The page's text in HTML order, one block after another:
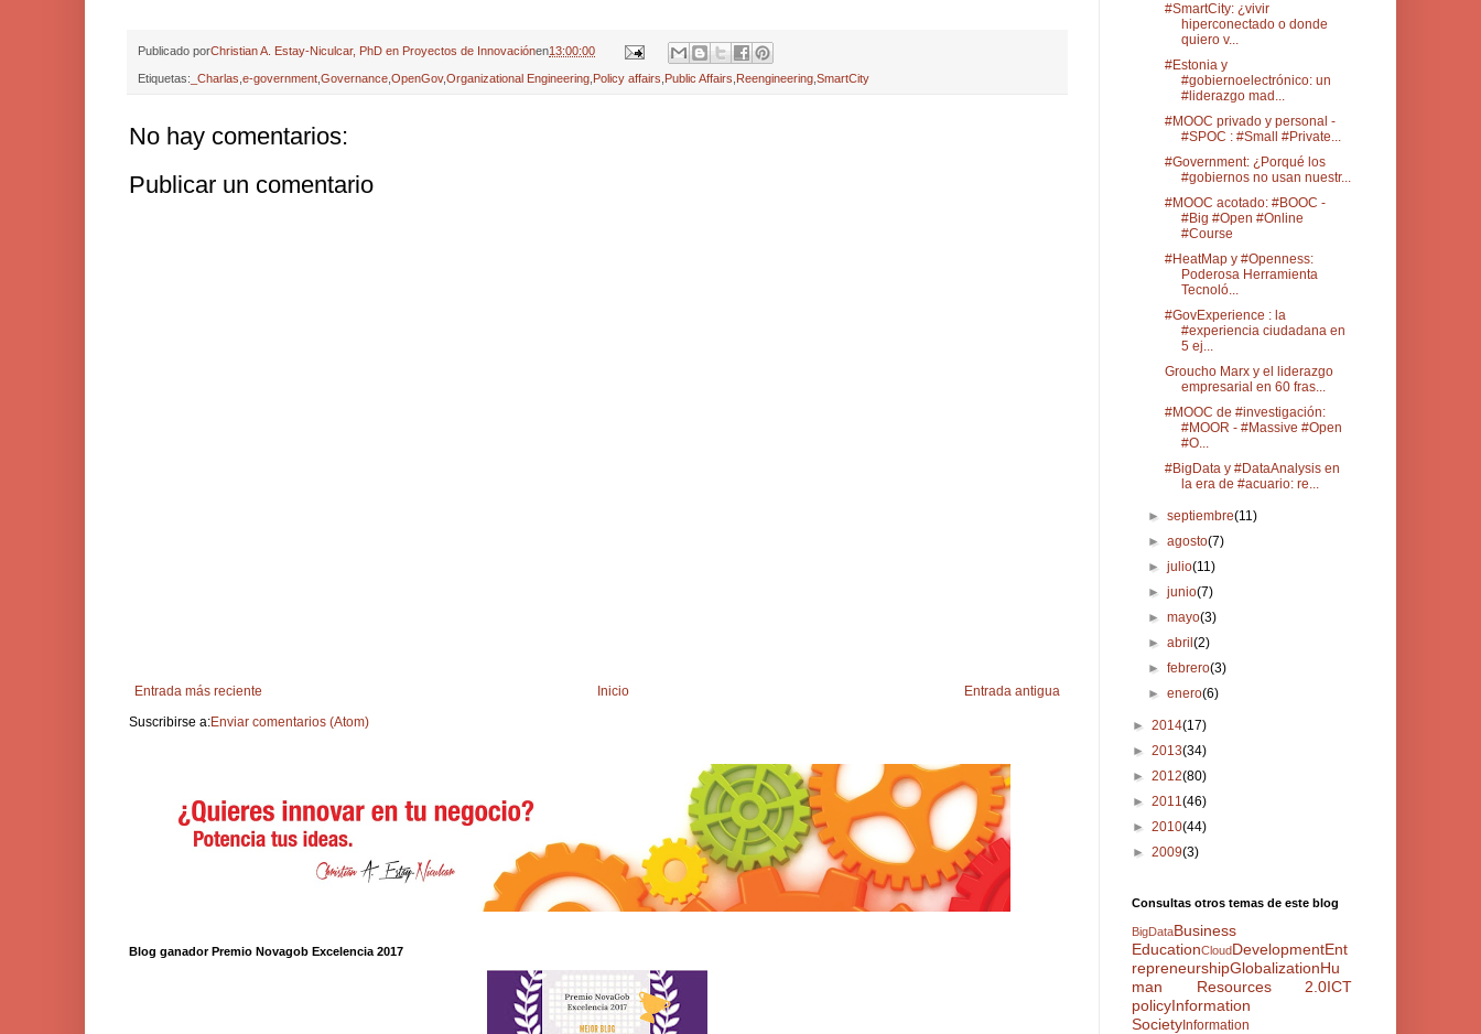
Publicado porChristian A. Estay-Niculcar, PhD en Proyectos de Innovaciónen13:00:00
Etiquetas: _Charlas e-government Governance OpenGov,Organizational Engineering Policy affairs Public Affairs Reengineering SmartCity
No hay comentarios:
Publicar un comentario
Entrada más reciente Entrada antigua
Inicio
Suscribirse a:Enviar comentarios (Atom)
Blog ganador Premio Novagob Excelencia 2017
#SmartCity: ¿vivir
hiperconectado o donde
quiero v...
#Estonia y
#gobiernoelectrónico: un
#liderazgo mad...
#MOOC privado y personal -
#SPOC : #Small #Private...
#Government: ¿Porqué los
#gobiernos no usan nuestr...
#MOOC acotado: #BOOC -
#Big #Open #Online
#Course
#HeatMap y #Openness:
Poderosa Herramienta
Tecnoló...
#GovExperience : la
#experiencia ciudadana en
5 ej...
Groucho Marx y el liderazgo
empresarial en 60 fras...
#MOOC de #investigación:
#MOOR - #Massive #Open
#O...
#BigData y #DataAnalysis en
la era de #acuario: re...
►septiembre(11)
►agosto(7)
►julio(11)
►junio(7)
►mayo(3)
►abril(2)
►febrero(3)
►enero(6)
► 2014(17)
► 2013(34)
► 2012(80)
► 2011(46)
► 2010(44)
► 2009(3)
Consultas otros temas de este blog
BigDataBusiness
EducationCloudDevelopmentEnt
repreneurshipGlobalizationHu
man Resources 2.0ICT
policyInformation
Society Information